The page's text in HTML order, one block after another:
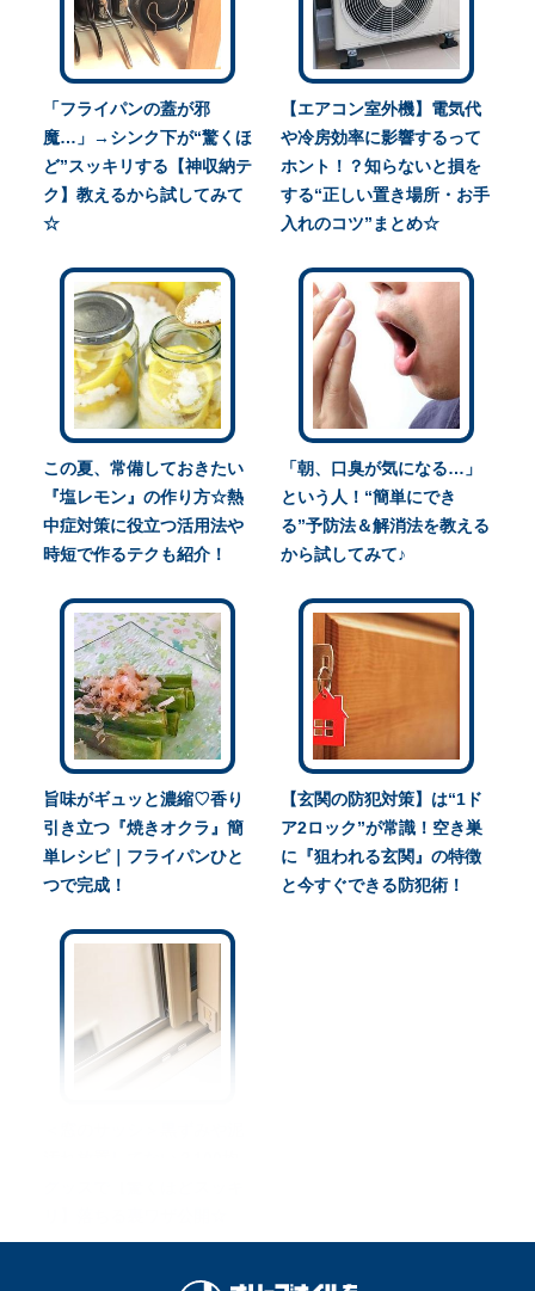
「フライパンの蓋が邪
魔…」→シンク下が“驚くほ
ど”スッキリする【神収納テ
ク】教えるから試してみて
☆
【エアコン室外機】電気代
や冷房効率に影響するって
ホント！？知らないと損を
する“正しい置き場所・お手
入れのコツ”まとめ☆
この夏、常備しておきたい
『塩レモン』の作り方☆熱
中症対策に役立つ活用法や
時短で作るテクも紹介！
「朝、口臭が気になる…」
という人！“簡単にでき
る”予防法＆解消法を教える
から試してみて♪
旨味がギュッと濃縮♡香り
引き立つ『焼きオクラ』簡
単レシピ｜フライパンひと
つで完成！
【玄関の防犯対策】は“1ド
ア2ロック”が常識！空き巣
に『狙われる玄関』の特徴
と今すぐできる防犯術！